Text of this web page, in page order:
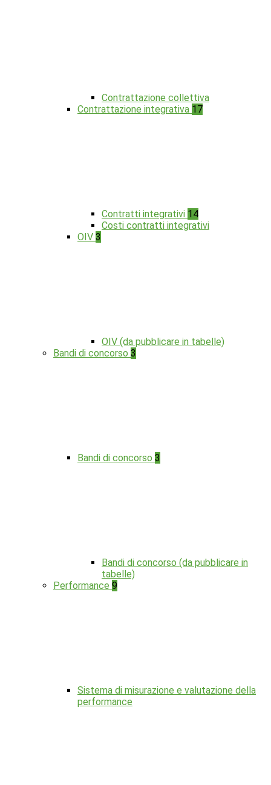
Contrattazione collettiva
Contrattazione integrativa 17
Contratti integrativi 14
Costi contratti integrativi
OIV 3
OIV (da pubblicare in tabelle)
Bandi di concorso 3
Bandi di concorso 3
Bandi di concorso (da pubblicare in
tabelle)
Performance 9
Sistema di misurazione e valutazione della
performance